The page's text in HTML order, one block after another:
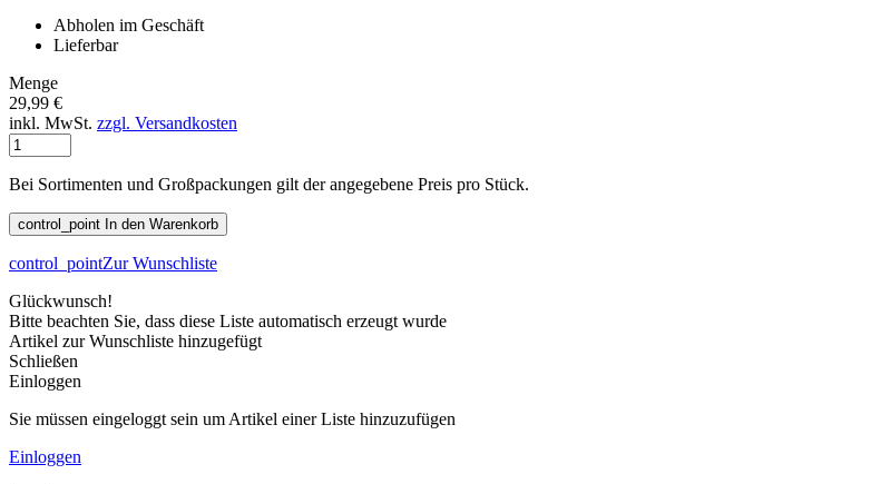
Abholen im Geschäft
Lieferbar
Menge
29,99 €
inkl. MwSt. zzgl. Versandkosten
Bei Sortimenten und Großpackungen gilt der angegebene Preis pro Stück.
control_point In den Warenkorb
control_pointZur Wunschliste
Glückwunsch!
Bitte beachten Sie, dass diese Liste automatisch erzeugt wurde
Artikel zur Wunschliste hinzugefügt
Schließen
Einloggen
Sie müssen eingeloggt sein um Artikel einer Liste hinzuzufügen
Einloggen